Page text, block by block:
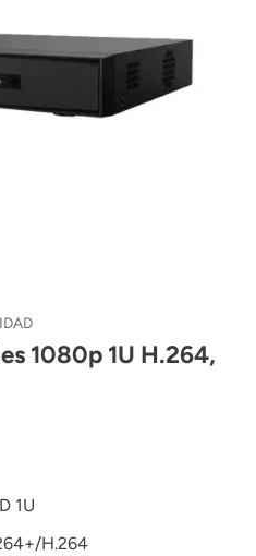
1080p 1U H.264,
1U
H.264